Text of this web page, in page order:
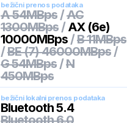
bežični prenos podataka
A 54MBps /AC
1300MBps / AX (6e)
10000MBps /B 11MBps
/BE (7) 46000MBps /
G 54MBps /N
450MBps
bežični lokalni prenos podataka
Bluetooth 5.4
Bluetooth 6.0